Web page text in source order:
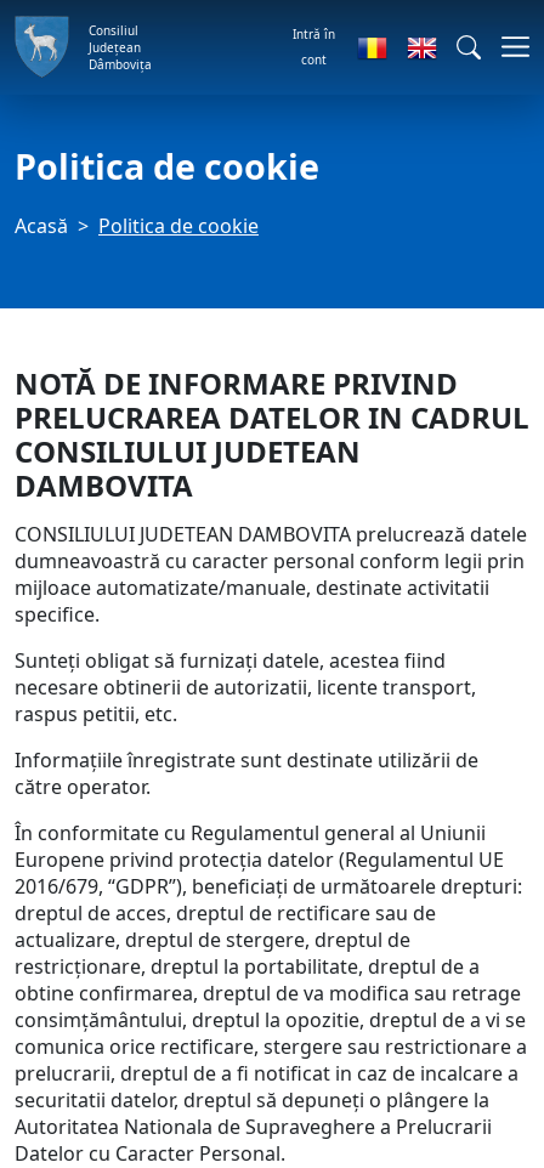
Consiliul
Județean
Dâmbovița
Intră în
cont
Politica de cookie
Acasă Politica de cookie
NOTĂ DE INFORMARE PRIVIND
PRELUCRAREA DATELOR IN CADRUL
CONSILIULUI JUDETEAN
DAMBOVITA
CONSILIULUI JUDETEAN DAMBOVITA prelucrează datele
dumneavoastră cu caracter personal conform legii prin
mijloace automatizate/manuale, destinate activitatii
specifice.
Sunteţi obligat să furnizaţi datele, acestea fiind
necesare obtinerii de autorizatii, licente transport,
raspus petitii, etc.
Informaţiile înregistrate sunt destinate utilizării de
către operator.
În conformitate cu Regulamentul general al Uniunii
Europene privind protecția datelor (Regulamentul UE
2016/679, “GDPR”), beneficiaţi de următoarele drepturi:
dreptul de acces, dreptul de rectificare sau de
actualizare, dreptul de stergere, dreptul de
restricţionare, dreptul la portabilitate, dreptul de a
obtine confirmarea, dreptul de va modifica sau retrage
consimţământului, dreptul la opozitie, dreptul de a vi se
comunica orice rectificare, stergere sau restrictionare a
prelucrarii, dreptul de a fi notificat in caz de incalcare a
securitatii datelor, dreptul să depuneți o plângere la
Autoritatea Nationala de Supraveghere a Prelucrarii
Datelor cu Caracter Personal.